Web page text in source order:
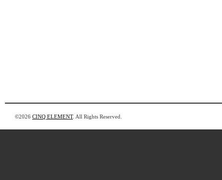
©2026 CINQ ELEMENT. All Rights Reserved.